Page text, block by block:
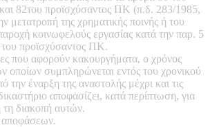
82του προϊσχύσαντος ΠΚ (π.δ. 283/1985,
μετατροπή της χρηματικής ποινής ή του
κοινωφελούς εργασίας κατά την παρ. 5
προϊσχύσαντος ΠΚ.
που αφορούν κακουργήματα, ο χρόνος
οποίων συμπληρώνεται εντός του χρονικού
την έναρξη της αναστολής μέχρι και τις
αποφασίζει, κατά περίπτωση, για
τη διακοπή αυτών.